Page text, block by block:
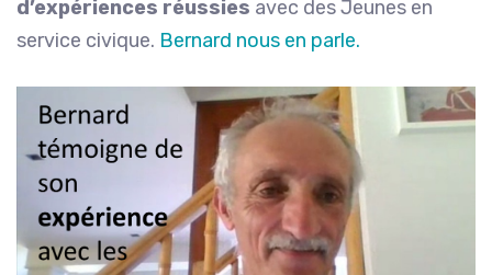
d’expériences réussies avec des Jeunes en
service civique. Bernard nous en parle.